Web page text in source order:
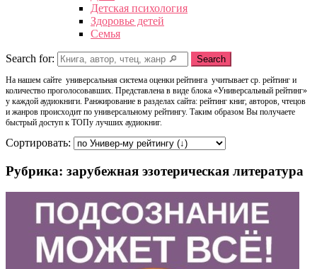
Детская психология
Здоровье детей
Семья
Search for: Search
На нашем сайте универсальная система оценки рейтинга учитывает ср. рейтинг и
количество проголосовавших. Представлена в виде блока «Универсальный рейтинг»
у каждой аудиокниги. Ранжирование в разделах сайта: рейтинг книг, авторов, чтецов
и жанров происходит по универсальному рейтингу. Таким образом Вы получаете
быстрый доступ к ТОПу лучших аудиокниг.
Сортировать:
Рубрика: зарубежная эзотерическая литература